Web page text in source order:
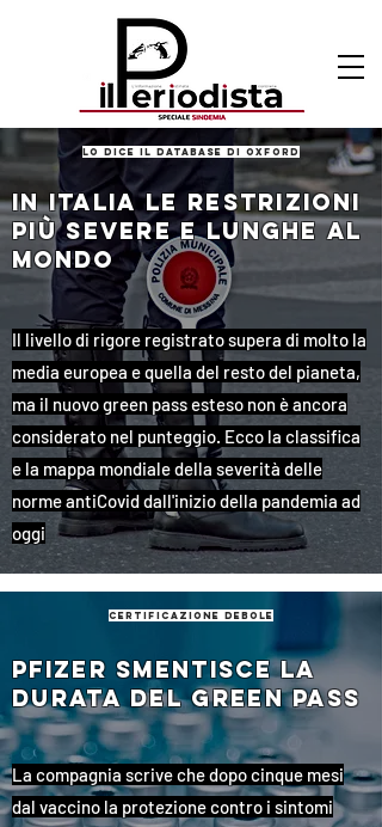
lo dice il database di oxford
IN ITALIA LE RESTRIZIONI
PIù SEVERE E LUNGHE AL
MONDO
Il livello di rigore registrato supera di molto la
media europea e quella del resto del pianeta,
ma il nuovo green pass esteso non è ancora
considerato nel punteggio. Ecco la classifica
e la mappa mondiale della severità delle
norme antiCovid dall'inizio della pandemia ad
oggi
certificazione debole
Pfizer smentisce la
durata del green pass
La compagnia scrive che dopo cinque mesi
dal vaccino la protezione contro i sintomi